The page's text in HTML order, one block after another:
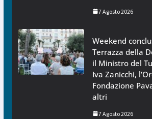
7 Agosto 2026
Weekend
Terrazza della
il Ministro del
Iva Zanicchi,
Fondazione
altri
7 Agosto 2026